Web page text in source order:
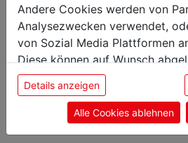
Andere Cookies werden von
Analysezwecken verwendet,
von Sozial Media Plattformen
Diese können auf Wunsch
sie unsere Webseite weiter
Einwilligung zu unseren
Details anzeigen
Alle Cookies ablehnen